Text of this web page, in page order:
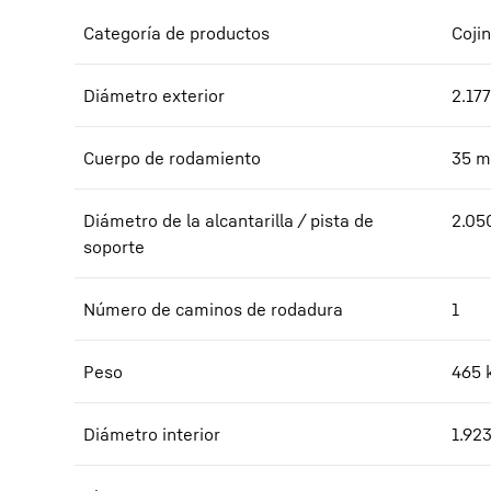
Categoría de productos
Diámetro exterior 2.177
Cuerpo de rodamiento 35
Diámetro de la alcantarilla / pista de
soporte
Número de caminos de rodadura 1
Peso 465
Diámetro interior 1.923